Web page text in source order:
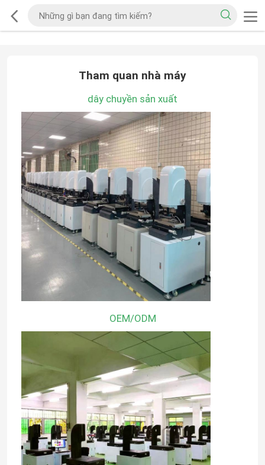
Tham quan nhà máy
dây chuyền sản xuất
OEM/ODM